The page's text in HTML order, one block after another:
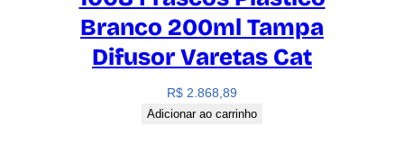
Branco 200ml Tampa
Difusor Varetas Cat
R$ 2.868,89
Adicionar ao carrinho